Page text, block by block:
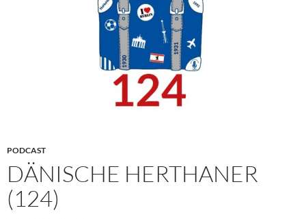
PODCAST
DÄNISCHE HERTHANER
(124)